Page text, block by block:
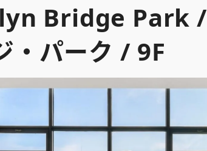
Bridge Park /
・パーク / 9F